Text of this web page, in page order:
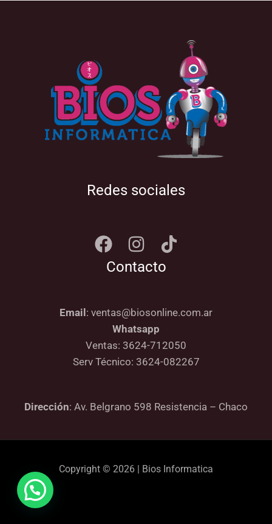
Redes sociales
Contacto
Email: ventas@biosonline.com.ar
Whatsapp
Ventas: 3624-712050
Serv Técnico: 3624-082267
Dirección: Av. Belgrano 598 Resistencia – Chaco
Copyright © 2026 | Bios Informatica